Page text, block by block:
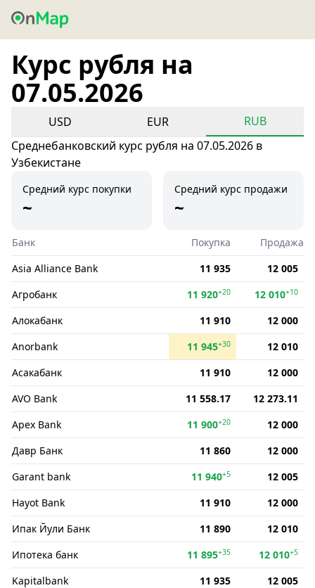
Курс рубля на
07.05.2026
USD EUR
RUB
Среднебанковский курс рубля на 07.05.2026 в
Узбекистане
Средний курс покупки
~
Средний курс продажи
~
Банк Покупка
Продажа
Asia Alliance Bank
11 935
12 005
Агробанк
11 920+20 12 010+10
Алокабанк 11 910
12 000
Anorbank
11 945+30
12 010
Асакабанк
11 910
12 000
AVO Bank
11 558.17
12 273.11
Apex Bank
11 900+20
12 000
Давр Банк
11 860
12 000
Garant bank
11 940+5
12 005
Hayot Bank
11 910
12 000
Ипак Йули Банк
11 890
12 010
Ипотека банк
11 895+35 12 010+5
Kapitalbank 11 935
12 005